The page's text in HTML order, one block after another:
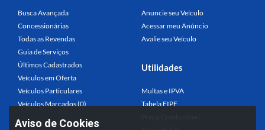
Busca Avançada
Concessionárias
Todas as Revendas
Guia de Serviços
Últimos Cadastrados
Veículos em Oferta
Veículos Particulares
Veículos Marcados (0)
Anuncie seu Veículo
Acessar meu Anúncio
Avalie seu Veículo
Utilidades
Multas e IPVA
Tabela FIPE
Aviso de Cookies